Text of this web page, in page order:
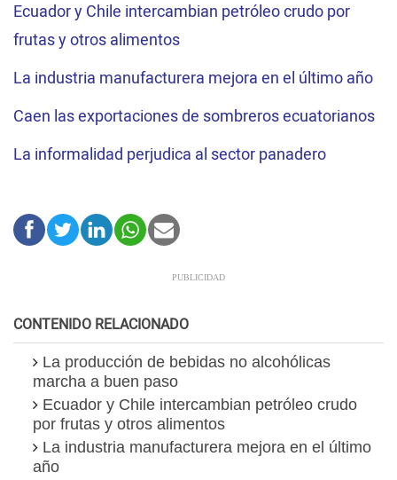
Ecuador y Chile intercambian petróleo crudo por
frutas y otros alimentos
La industria manufacturera mejora en el último año
Caen las exportaciones de sombreros ecuatorianos
La informalidad perjudica al sector panadero
CONTENIDO RELACIONADO
La producción de bebidas no alcohólicas
marcha a buen paso
Ecuador y Chile intercambian petróleo crudo
por frutas y otros alimentos
La industria manufacturera mejora en el último
año